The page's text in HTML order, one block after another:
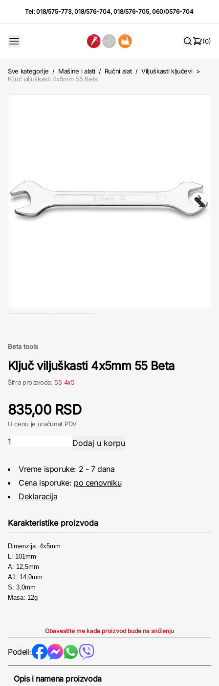
Tel:018/575-773,018/576-704,018/576-705,060/0576-704
(0)
Sve kategorije / Mašine i alati / Ručni alat / Viljuškasti ključevi >
Ključ viljuškasti 4x5mm 55 Beta
Beta tools
Ključ viljuškasti 4x5mm 55 Beta
Šifra proizvoda: 55 4x5
835,00 RSD
U cenu je uračunat PDV
Vreme isporuke: 2 - 7 dana
Cena isporuke: po cenovniku
Deklaracija
Karakteristike proizvoda
Dimenzija: 4x5mm
L: 101mm
A: 12,5mm
A1: 14,0mm
S: 3,0mm
Masa: 12g
Obavestite me kada proizvod bude na sniženju
Podeli:
Opis i namena proizvoda